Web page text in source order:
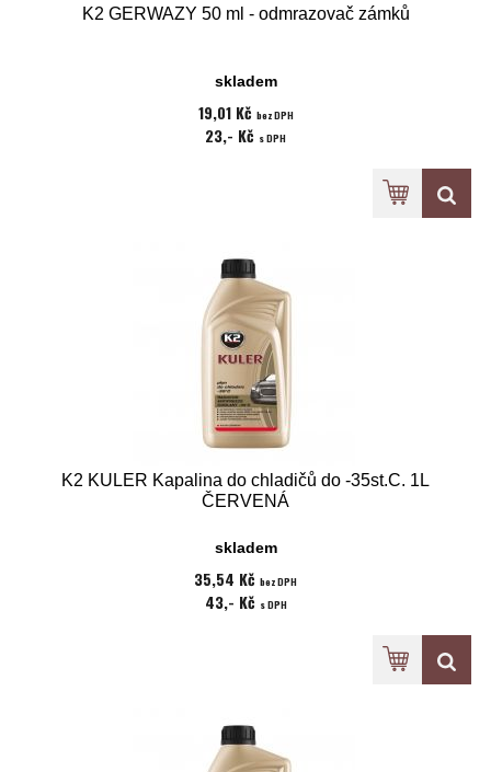
K2 GERWAZY 50 ml - odmrazovač zámků
skladem
19,01 Kč bez DPH
23,- Kč s DPH
K2 KULER Kapalina do chladičů do -35st.C. 1L
ČERVENÁ
skladem
35,54 Kč bez DPH
43,- Kč s DPH